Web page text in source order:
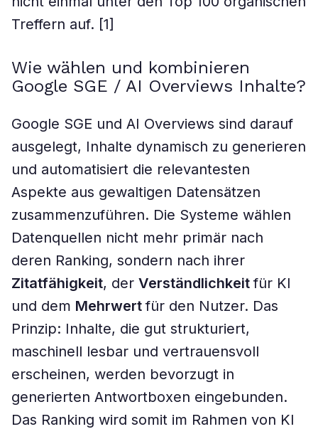
Treffern auf.​ [1]
Wie wählen und kombinieren
Google SGE / AI Overviews Inhalte?
Google SGE und AI Overviews sind darauf
ausgelegt, Inhalte dynamisch zu generieren
und automatisiert die relevantesten
Aspekte aus gewaltigen Datensätzen
zusammenzuführen. Die Systeme wählen
Datenquellen nicht mehr primär nach
deren Ranking, sondern nach ihrer
Zitatfähigkeit, der Verständlichkeitfür KI
und dem Mehrwertfür den Nutzer. Das
Prinzip: Inhalte, die gut strukturiert,
maschinell lesbar und vertrauensvoll
erscheinen, werden bevorzugt in
generierten Antwortboxen eingebunden.
Das Ranking wird somit im Rahmen von KI